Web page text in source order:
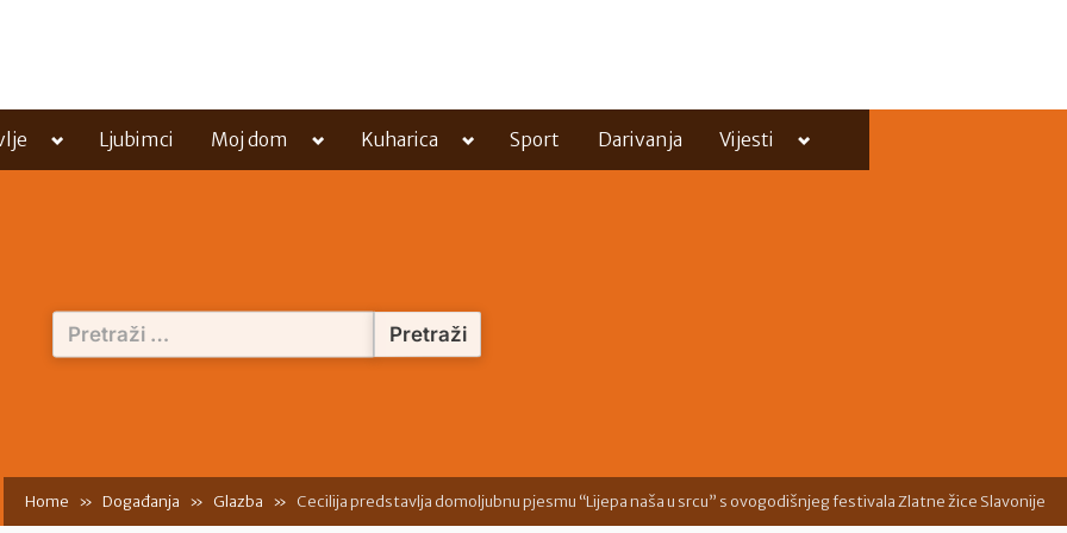
Toggle
menu
Ljubimci Moj dom
Toggle
menu
Kuharica
Toggle
menu
Sport Darivanja Vijesti
Toggle
menu
Pretraži:
Home Događanja Glazba Cecilija predstavlja domoljubnu pjesmu “Lijepa naša u srcu” s ovogodišnjeg festivala Zlatne žice Slavonije